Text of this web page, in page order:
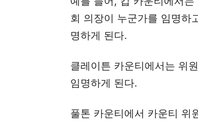
회 의장이 누군가를 임명하
명하게 된다.
클레이튼 카운티에서는 위
임명하게 된다.
풀톤 카운티에서 카운티 위